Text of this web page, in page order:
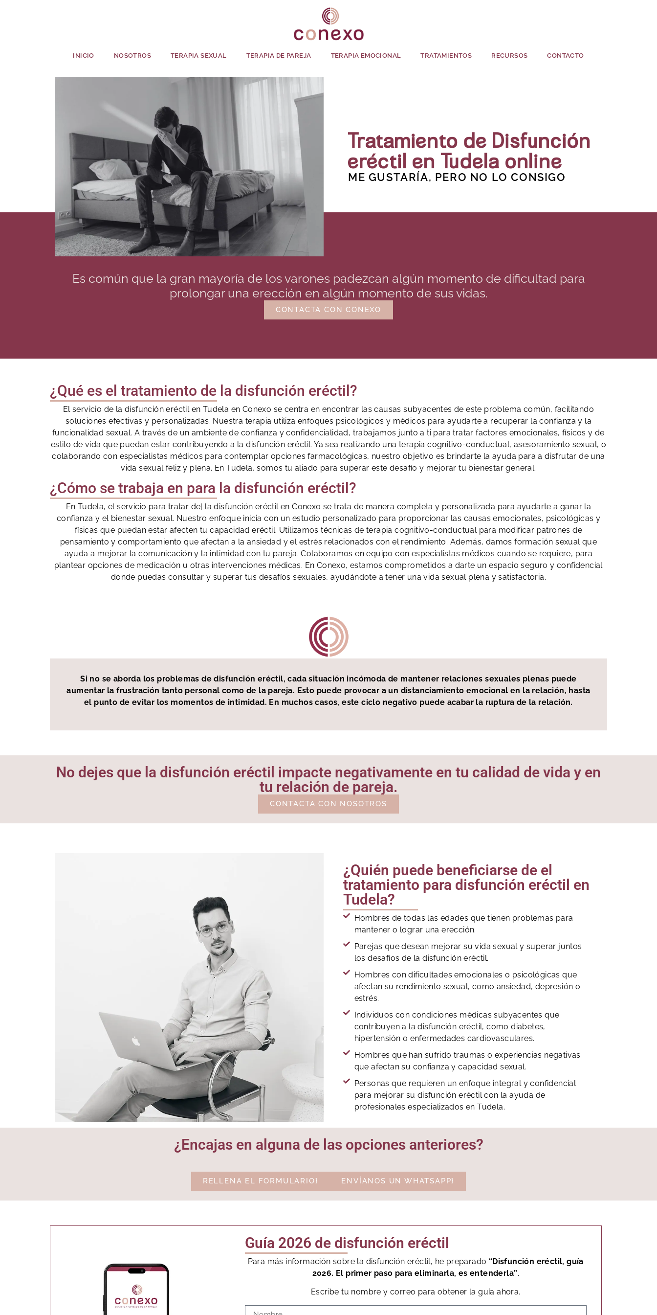
INICIO NOSOTROS TERAPIA SEXUAL TERAPIA DE PAREJA TERAPIA EMOCIONAL TRATAMIENTOS RECURSOS CONTACTO
Tratamiento de Disfunción
eréctil en Tudela online
ME GUSTARÍA, PERO NO LO CONSIGO
Es común que la gran mayoría de los varones padezcan algún momento de dificultad para
prolongar una erección en algún momento de sus vidas.
CONTACTA CON CONEXO
¿Qué es el tratamiento de la disfunción eréctil?
El servicio de la disfunción eréctil en Tudela en Conexo se centra en encontrar las causas subyacentes de este problema común, facilitando
soluciones efectivas y personalizadas. Nuestra terapia utiliza enfoques psicológicos y médicos para ayudarte a recuperar la confianza y la
funcionalidad sexual. A través de un ambiente de confianza y confidencialidad, trabajamos junto a ti para tratar factores emocionales, físicos y de
estilo de vida que puedan estar contribuyendo a la disfunción eréctil. Ya sea realizando una terapia cognitivo-conductual, asesoramiento sexual, o
colaborando con especialistas médicos para contemplar opciones farmacológicas, nuestro objetivo es brindarte la ayuda para a disfrutar de una
vida sexual feliz y plena. En Tudela, somos tu aliado para superar este desafío y mejorar tu bienestar general.
¿Cómo se trabaja en para la disfunción eréctil?
En Tudela, el servicio para tratar de| la disfunción eréctil en Conexo se trata de manera completa y personalizada para ayudarte a ganar la
confianza y el bienestar sexual. Nuestro enfoque inicia con un estudio personalizado para proporcionar las causas emocionales, psicológicas y
físicas que puedan estar afecten tu capacidad eréctil. Utilizamos técnicas de terapia cognitivo-conductual para modificar patrones de
pensamiento y comportamiento que afectan a la ansiedad y el estrés relacionados con el rendimiento. Además, damos formación sexual que
ayuda a mejorar la comunicación y la intimidad con tu pareja. Colaboramos en equipo con especialistas médicos cuando se requiere, para
plantear opciones de medicación u otras intervenciones médicas. En Conexo, estamos comprometidos a darte un espacio seguro y confidencial
donde puedas consultar y superar tus desafíos sexuales, ayudándote a tener una vida sexual plena y satisfactoria.
Si no se aborda los problemas de disfunción eréctil, cada situación incómoda de mantener relaciones sexuales plenas puede
aumentar la frustración tanto personal como de la pareja. Esto puede provocar a un distanciamiento emocional en la relación, hasta
el punto de evitar los momentos de intimidad. En muchos casos, este ciclo negativo puede acabar la ruptura de la relación.
No dejes que la disfunción eréctil impacte negativamente en tu calidad de vida y en
tu relación de pareja.
CONTACTA CON NOSOTROS
¿Quién puede beneficiarse de el
tratamiento para disfunción eréctil en
Tudela?
Hombres de todas las edades que tienen problemas para
mantener o lograr una erección.
Parejas que desean mejorar su vida sexual y superar juntos
los desafíos de la disfunción eréctil.
Hombres con dificultades emocionales o psicológicas que
afectan su rendimiento sexual, como ansiedad, depresión o
estrés.
Individuos con condiciones médicas subyacentes que
contribuyen a la disfunción eréctil, como diabetes,
hipertensión o enfermedades cardiovasculares.
Hombres que han sufrido traumas o experiencias negativas
que afectan su confianza y capacidad sexual.
Personas que requieren un enfoque integral y confidencial
para mejorar su disfunción eréctil con la ayuda de
profesionales especializados en Tudela.
¿Encajas en alguna de las opciones anteriores?
RELLENA EL FORMULARIO} ENVÍANOS UN WHATSAPP}
Guía 2026 de disfunción eréctil
Para más información sobre la disfunción eréctil, he preparado “Disfunción eréctil, guía
2026. El primer paso para eliminarla, es entenderla”.
Escribe tu nombre y correo para obtener la guía ahora.